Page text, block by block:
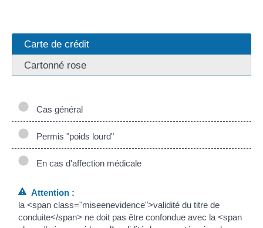
Carte de crédit
Cartonné rose
Cas général
Permis "poids lourd"
En cas d'affection médicale
Attention :
la <span class="miseenevidence">validité du titre de
conduite</span> ne doit pas être confondue avec la <span